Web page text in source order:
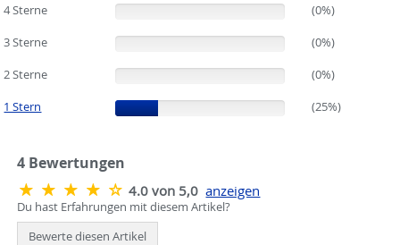
4 Sterne
(0%)
3 Sterne
(0%)
2 Sterne
(0%)
1 Stern
(25%) (25%)
4 Bewertungen
4.0 von 5,0 anzeigen
Du hast Erfahrungen mit diesem Artikel?
Bewerte diesen Artikel